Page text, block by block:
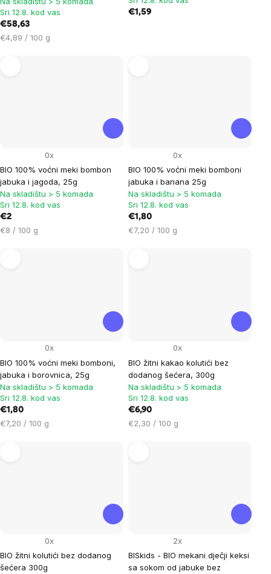
Sri 12.8. kod vas
€58,63
Cijena
€4,89 / 100 g
€1,59
BIO 100% voćni meki bombon
jabuka i jagoda, 25g
0x
Na skladištu > 5 komada
Sri 12.8. kod vas
€2
Cijena
€8 / 100 g
BIO 100% voćni meki bomboni
jabuka i banana 25g
0x
Na skladištu > 5 komada
Sri 12.8. kod vas
€1,80
Cijena
€7,20 / 100 g
BIO 100% voćni meki bomboni,
jabuka i borovnica, 25g
0x
Na skladištu > 5 komada
Sri 12.8. kod vas
€1,80
Cijena
€7,20 / 100 g
BIO žitni kakao kolutići bez
dodanog šećera, 300g
0x
Na skladištu > 5 komada
Sri 12.8. kod vas
€6,90
Cijena
€2,30 / 100 g
BIO žitni kolutići bez dodanog
šećera 300g
0x
BISkids - BIO mekani dječji keksi
sa sokom od jabuke bez
2x